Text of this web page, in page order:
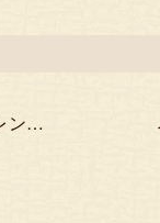
日本最大級のレンタカー予約サイトtocooのブログで紹介されました